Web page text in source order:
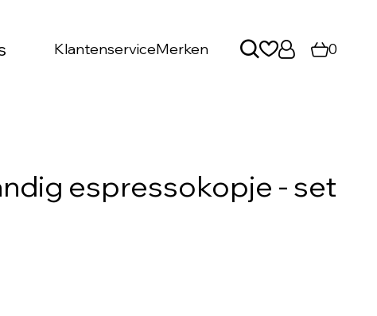
KlantenserviceMerken 0
espressokopje - set